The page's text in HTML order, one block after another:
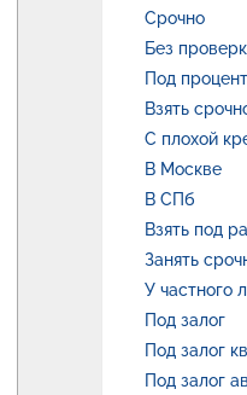
Срочно
Без
Под
Взять
С плохой
В Москве
В СПб
Взять под
Занять
У частного
Под залог
Под залог
Под залог